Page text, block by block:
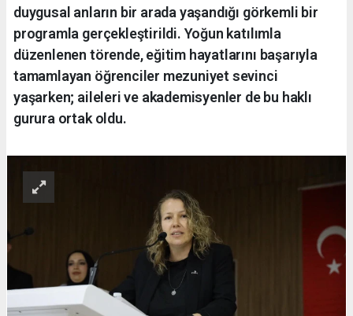
duygusal anların bir arada yaşandığı görkemli bir
programla gerçekleştirildi. Yoğun katılımla
düzenlenen törende, eğitim hayatlarını başarıyla
tamamlayan öğrenciler mezuniyet sevinci
yaşarken; aileleri ve akademisyenler de bu haklı
gurura ortak oldu.